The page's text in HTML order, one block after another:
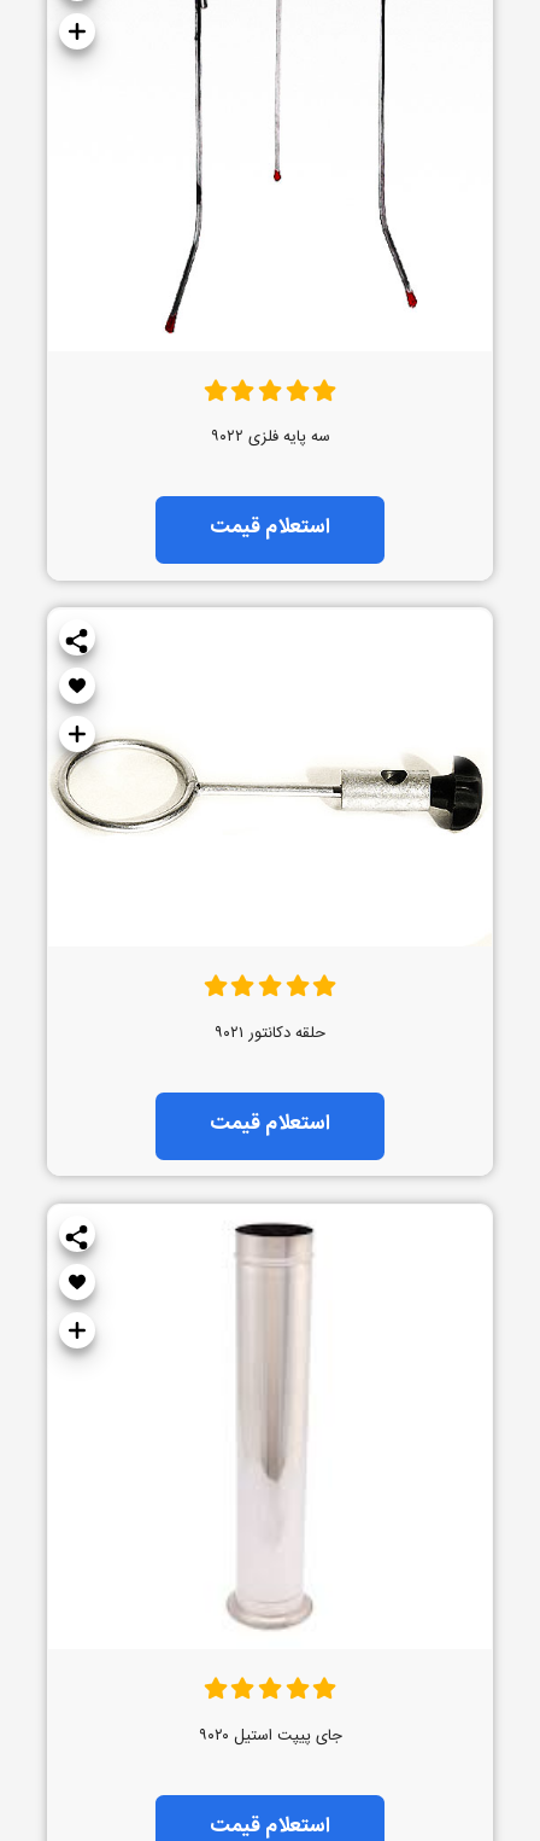
سه پایه فلزی ۹۰۲۲
استعلام قیمت
حلقه دکانتور ۹۰۲۱
استعلام قیمت
جای پیپت استیل ۹۰۲۰
استعلام قیمت